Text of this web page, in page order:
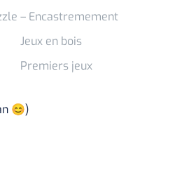
– Encastremement
Jeux en bois
Premiers jeux
😊)